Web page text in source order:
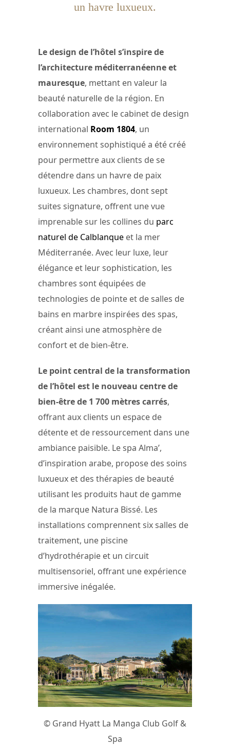
un havre luxueux.
Le design de l’hôtel s’inspire de
l’architecture méditerranéenne et
mauresque, mettant en valeur la
beauté naturelle de la région. En
collaboration avec le cabinet de design
international Room 1804, un
environnement sophistiqué a été créé
pour permettre aux clients de se
détendre dans un havre de paix
luxueux. Les chambres, dont sept
suites signature, offrent une vue
imprenable sur les collines du parc
naturel de Calblanque et la mer
Méditerranée. Avec leur luxe, leur
élégance et leur sophistication, les
chambres sont équipées de
technologies de pointe et de salles de
bains en marbre inspirées des spas,
créant ainsi une atmosphère de
confort et de bien-être.
Le point central de la transformation
de l’hôtel est le nouveau centre de
bien-être de 1 700 mètres carrés,
offrant aux clients un espace de
détente et de ressourcement dans une
ambiance paisible. Le spa Alma’,
d’inspiration arabe, propose des soins
luxueux et des thérapies de beauté
utilisant les produits haut de gamme
de la marque Natura Bissé. Les
installations comprennent six salles de
traitement, une piscine
d’hydrothérapie et un circuit
multisensoriel, offrant une expérience
immersive inégalée.
© Grand Hyatt La Manga Club Golf &
Spa